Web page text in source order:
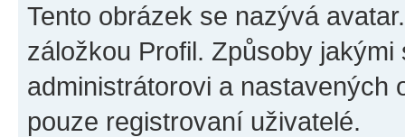
Tento obrázek se nazývá
záložkou Profil. Způsoby
administrátorovi a nastavených
pouze registrovaní uživatelé.